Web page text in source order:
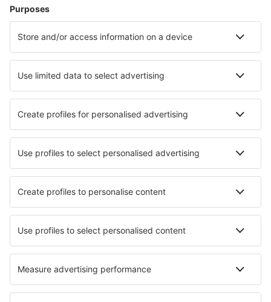
Hotel in Sevierville Hotel in Kissimmee
Hotel in Pensacola Beach Hotel in Frisco
Hotel in Fraser Hotel in Princeville
I migliori hotel - città
Hotel in Villars Hotel in Suarce
Hotel in Gea de Albarracín Hotel in Brusque
Hotel in Bad Gottleuba-Berggießhübel Hotel Desamparados
Hotel in Dossenheim-sur-Zinsel Hotel in Tarasovo
I migliori hotel - zone